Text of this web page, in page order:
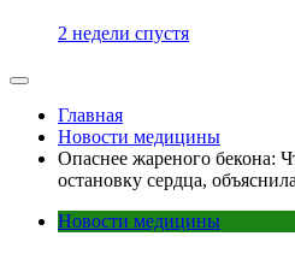
2 недели спустя
Главная
Новости медицины
Опаснее жареного бекона:
остановку сердца,
Новости медицины